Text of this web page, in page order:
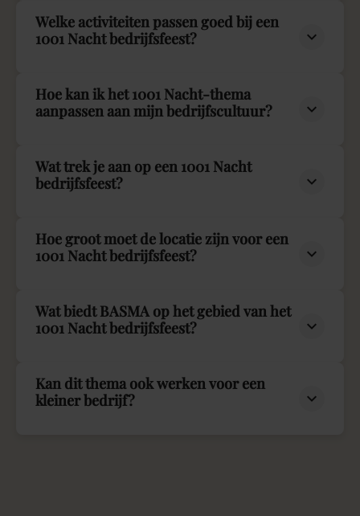
Welke activiteiten passen goed bij een
1001 Nacht bedrijfsfeest?
Hoe kan ik het 1001 Nacht-thema
aanpassen aan mijn bedrijfscultuur?
Wat trek je aan op een 1001 Nacht
bedrijfsfeest?
Hoe groot moet de locatie zijn voor een
1001 Nacht bedrijfsfeest?
Wat biedt BASMA op het gebied van het
1001 Nacht bedrijfsfeest?
Kan dit thema ook werken voor een
kleiner bedrijf?